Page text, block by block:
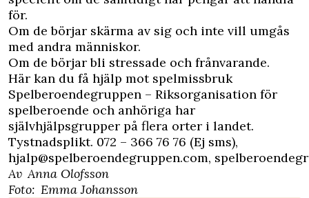
för.
Om de börjar skärma av sig och inte vill umgås
med andra människor.
Om de börjar bli stressade och frånvarande.
Här kan du få hjälp mot spelmissbruk
Spelberoendegruppen – Riksorganisation för
spelberoende och anhöriga har
självhjälpsgrupper på flera orter i landet.
Tystnadsplikt. 072 – 366 76 76 (Ej sms),
hjalp@spelberoendegruppen.com,
Av Anna Olofsson
Foto: Emma Johansson